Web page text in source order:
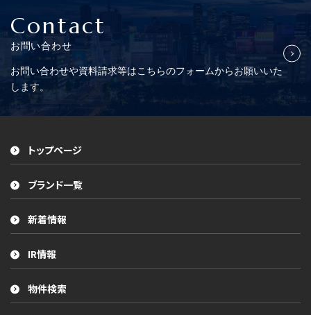
Contact
お問い合わせ
お問い合わせや資料請求等はこちらのフォームからお願いいた
します。
トップページ
ブランド一覧
新着情報
IR情報
物件検索